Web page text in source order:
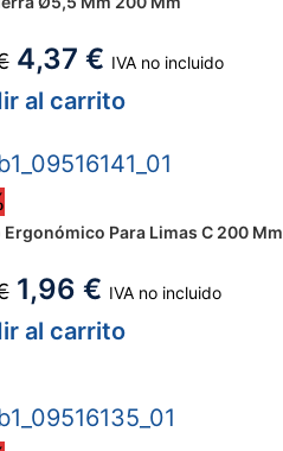
4,37 € IVA no incluido
al carrito
Ergonómico Para Limas C 200 Mm
1,96 € IVA no incluido
al carrito